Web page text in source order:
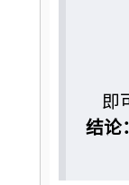
结论